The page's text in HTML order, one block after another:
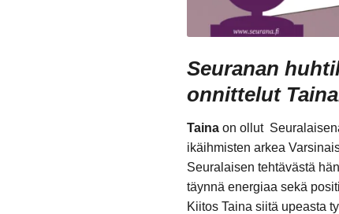
Seuranan
onnittelut
Taina on ollut
ikäihmisten arkea
Seuralaisen tehtävästä
täynnä energiaa sekä
Kiitos Taina siitä upeasta